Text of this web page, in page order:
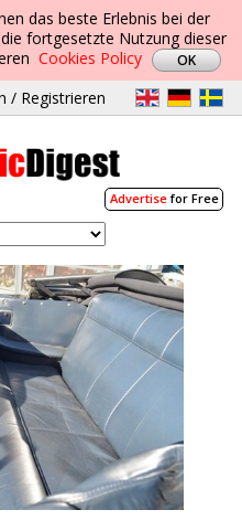
das beste Erlebnis bei der
fortgesetzte Nutzung dieser
Cookies Policy
/ Registrieren
Advertisefor Free